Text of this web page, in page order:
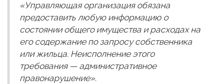
«Управляющая организация обязана
предоставить любую информацию о
состоянии общего имущества и расходах на
его содержание по запросу собственника
или жильца. Неисполнение этого
требования — административное
правонарушение».